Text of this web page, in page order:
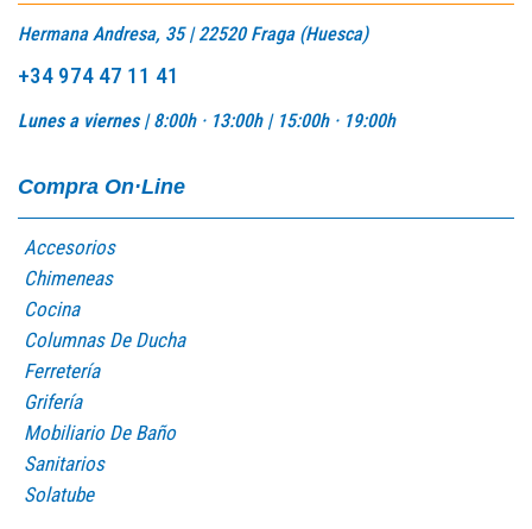
Hermana Andresa, 35 | 22520 Fraga (Huesca)
+34 974 47 11 41
Lunes a viernes |8:00h · 13:00h | 15:00h · 19:00h
Compra On·Line
Accesorios
Chimeneas
Cocina
Columnas De Ducha
Ferretería
Grifería
Mobiliario De Baño
Sanitarios
Solatube